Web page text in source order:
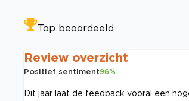
Top beoordeeld
Review overzicht
Positief sentiment96%
Dit jaar laat de feedback vooral een